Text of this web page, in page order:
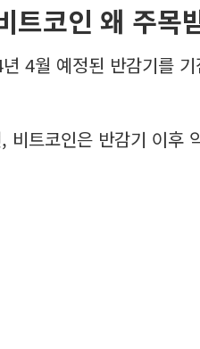
트코인 왜 주목
4월 예정된 반감기를
비트코인은 반감기 이후